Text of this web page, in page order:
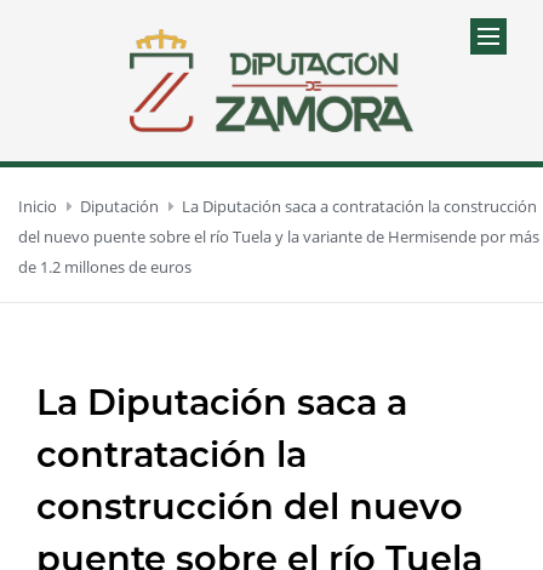
Inicio Diputación
La Diputación saca a contratación la construcción
del nuevo puente sobre el río Tuela y la variante de Hermisende por más
de 1.2 millones de euros
La Diputación saca a
contratación la
construcción del nuevo
puente sobre el río Tuela